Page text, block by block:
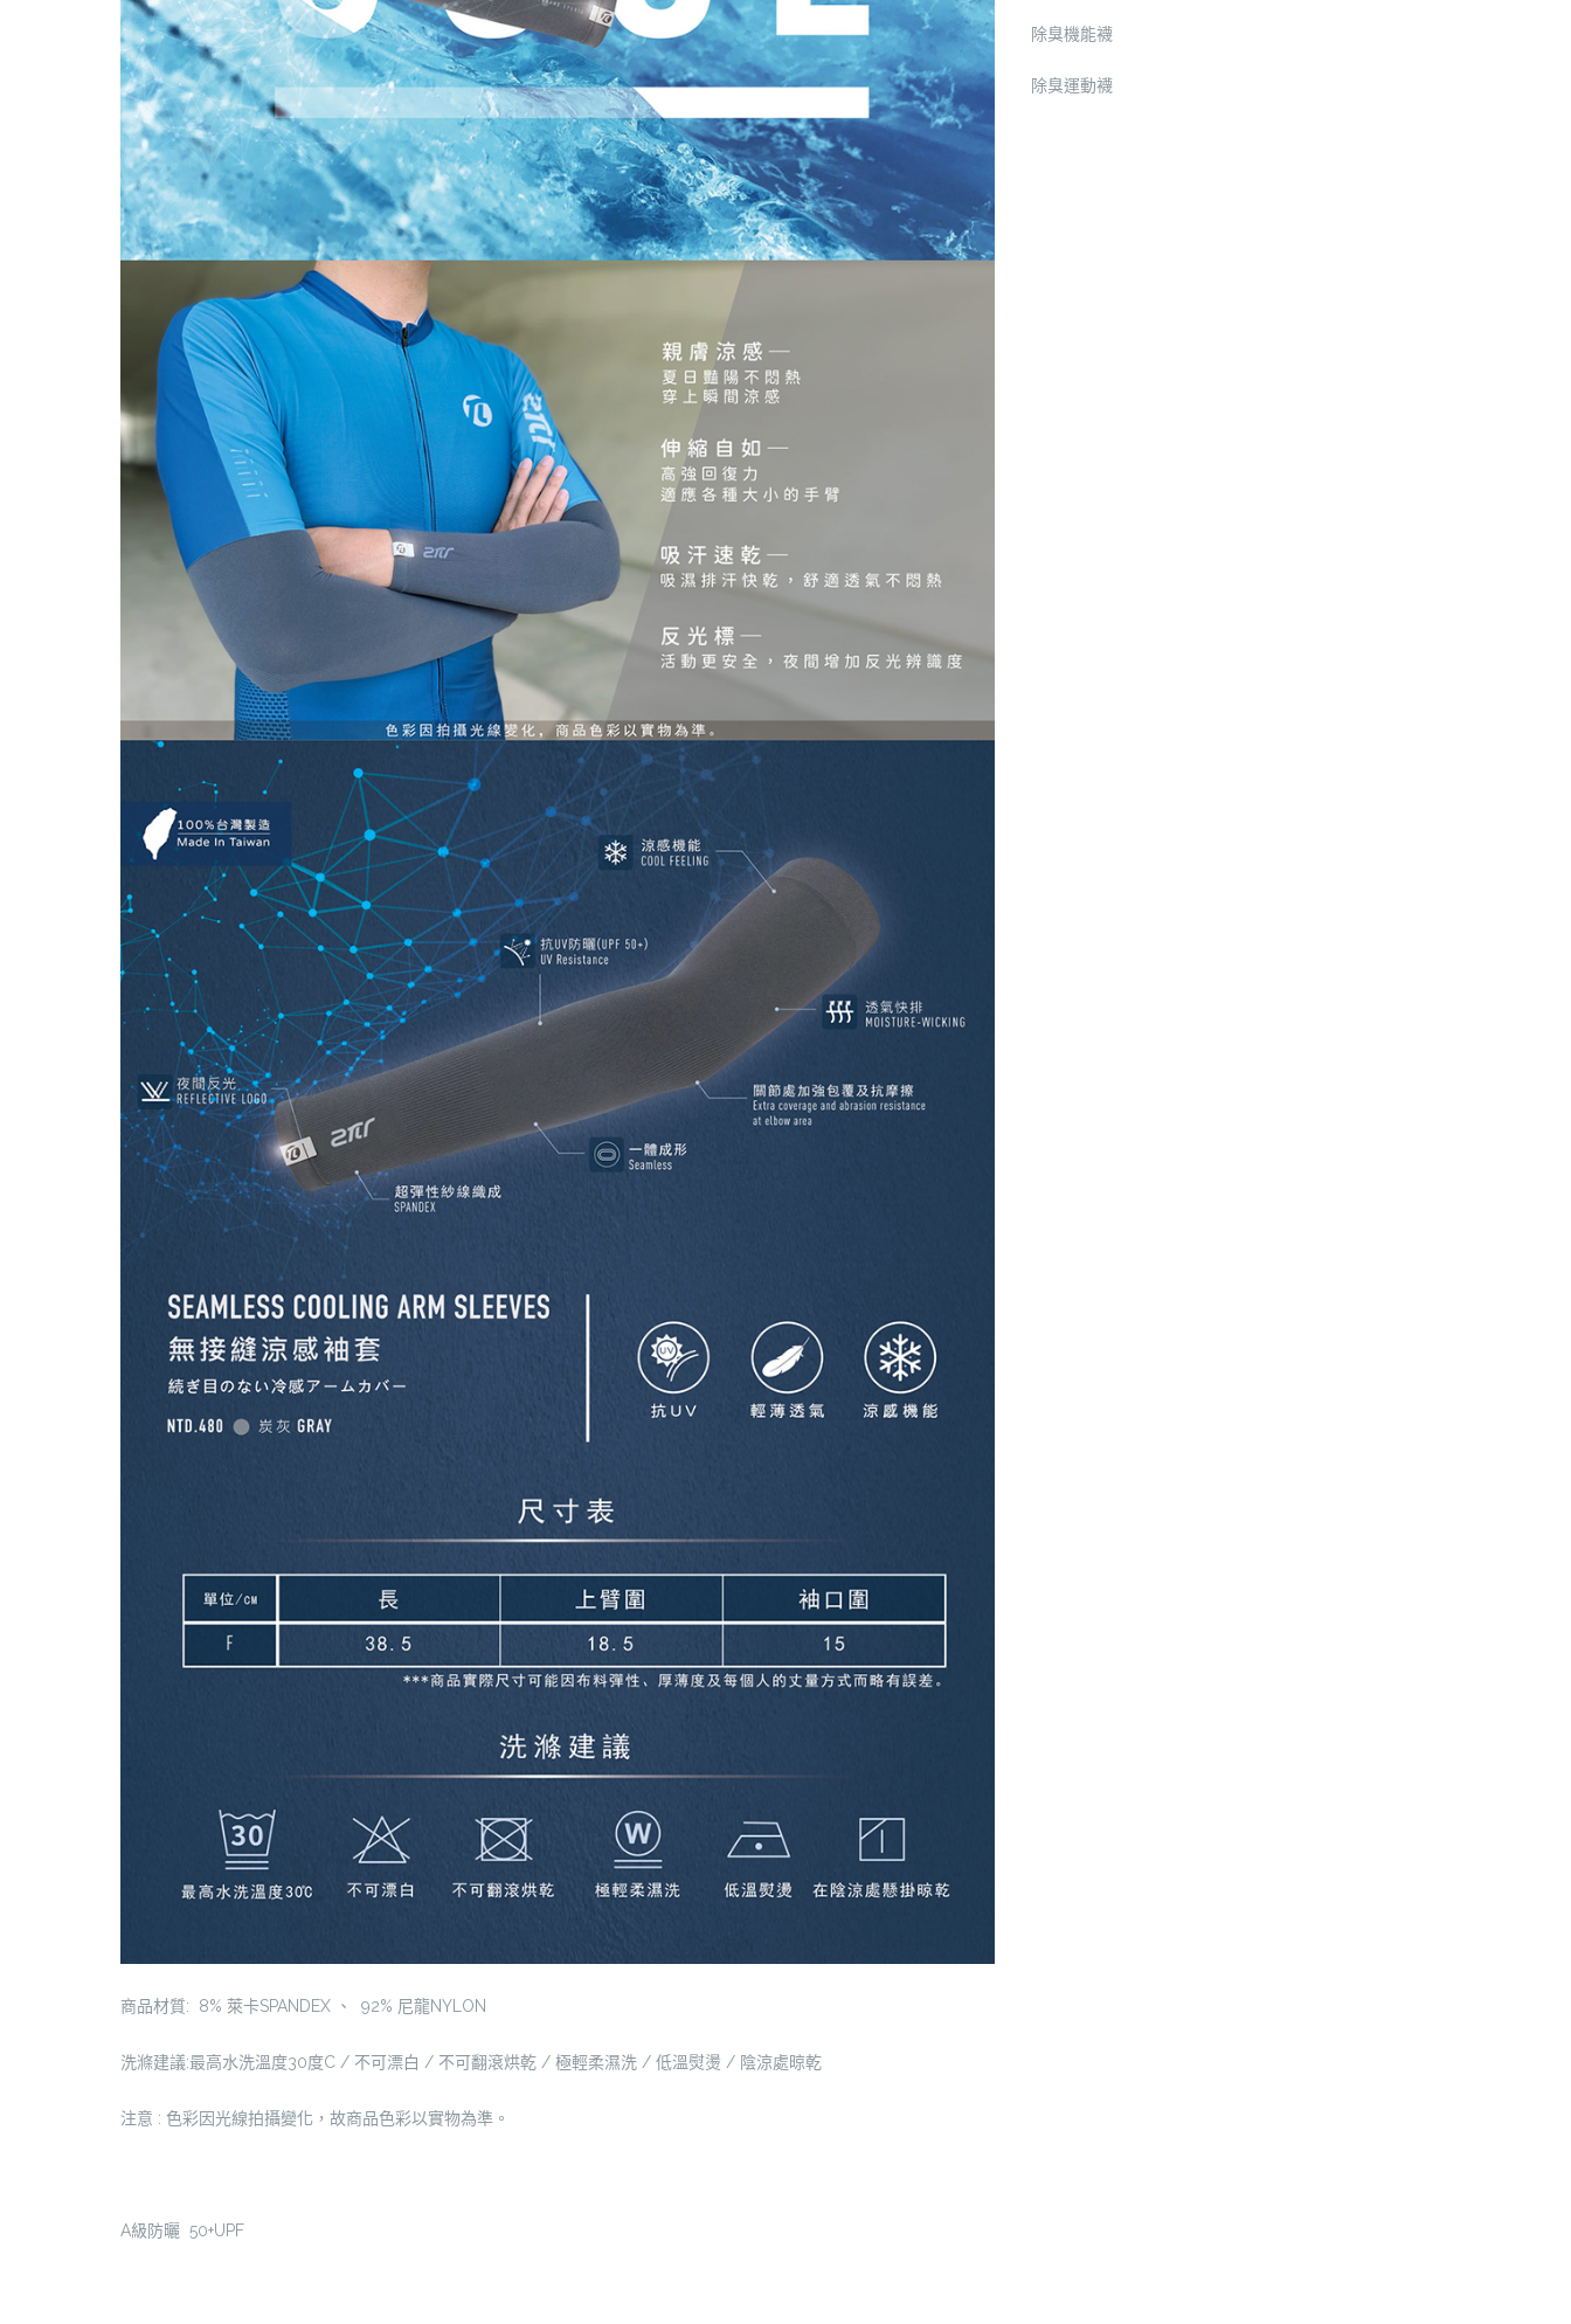
商品材質: 8% 萊卡SPANDEX 、 92% 尼龍NYLON
洗滌建議:最高水洗溫度30度C / 不可漂白 / 不可翻滾烘乾 / 極輕柔濕洗 / 低溫熨燙 / 陰涼處晾乾
注意 : 色彩因光線拍攝變化，故商品色彩以實物為準。
A級防曬 50+UPF
除臭機能襪
除臭運動襪